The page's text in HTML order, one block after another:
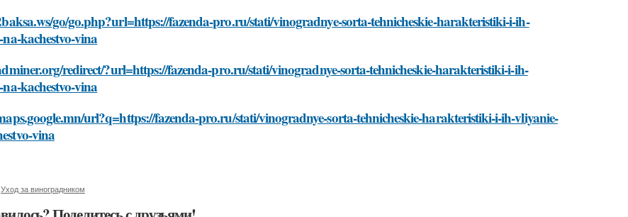
go/go.php?url=https://fazenda-pro.ru/stati/vinogradnye-sorta-tehnicheskie-harakteristiki-i-ih-
kachestvo-vina
redirect/?url=https://fazenda-pro.ru/stati/vinogradnye-sorta-tehnicheskie-harakteristiki-i-ih-
kachestvo-vina
url?q=https://fazenda-pro.ru/stati/vinogradnye-sorta-tehnicheskie-harakteristiki-i-ih-vliyanie-
vina
Уход за виноградником